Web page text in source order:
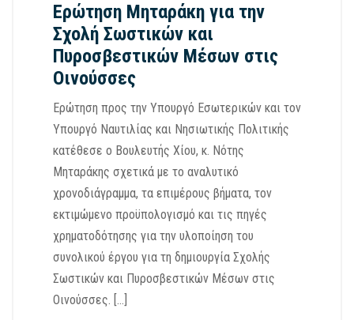
Ερώτηση Μηταράκη για την
Σχολή Σωστικών και
Πυροσβεστικών Μέσων στις
Οινούσσες
Ερώτηση προς την Υπουργό Εσωτερικών και τον
Υπουργό Ναυτιλίας και Νησιωτικής Πολιτικής
κατέθεσε ο Βουλευτής Χίου, κ. Νότης
Μηταράκης σχετικά με το αναλυτικό
χρονοδιάγραμμα, τα επιμέρους βήματα, τον
εκτιμώμενο προϋπολογισμό και τις πηγές
χρηματοδότησης για την υλοποίηση του
συνολικού έργου για τη δημιουργία Σχολής
Σωστικών και Πυροσβεστικών Μέσων στις
Οινούσσες. […]